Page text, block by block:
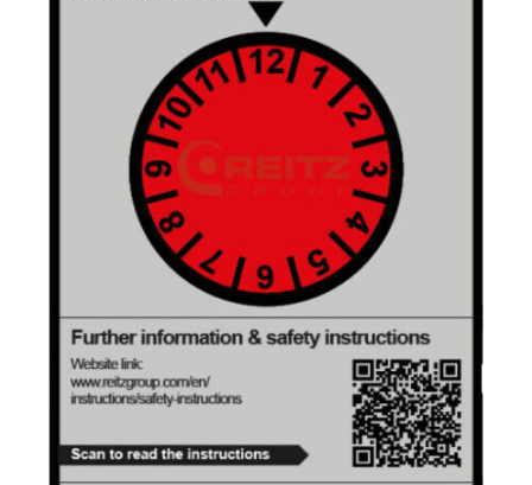
Ihr Kontakt zu uns
Nutzen Sie gerne unser Kontaktformular
und schicken Sie uns Ihre Anfrage.
Allgemein
Neugeschäft
Service